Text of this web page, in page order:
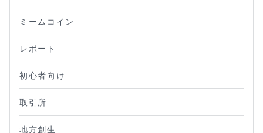
ミームコイン
レポート
初心者向け
取引所
地方創生